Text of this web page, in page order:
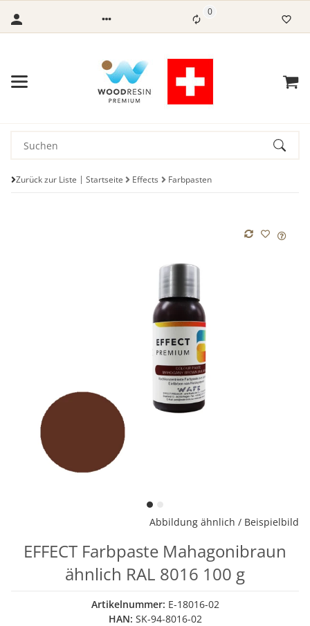
0
Zurück zur Liste Startseite Effects Farbpasten
Abbildung ähnlich / Beispielbild
EFFECT Farbpaste Mahagonibraun
ähnlich RAL 8016 100 g
Artikelnummer: E-18016-02
HAN: SK-94-8016-02